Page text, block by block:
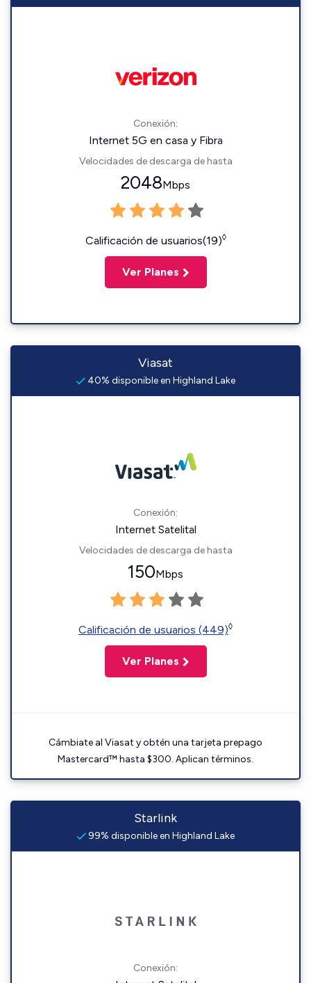
Conexión:
Internet 5G en casa y Fibra
Velocidades de descarga de hasta
2048Mbps
Calificación de usuarios(19)◊
Ver Planes
Viasat
40% disponible en Highland Lake
Conexión:
Internet Satelital
Velocidades de descarga de hasta
150Mbps
Calificación de usuarios (449)◊
Ver Planes
Cámbiate al Viasat y obtén una tarjeta prepago
Mastercard™ hasta $300. Aplican términos.
Starlink
99% disponible en Highland Lake
Conexión: